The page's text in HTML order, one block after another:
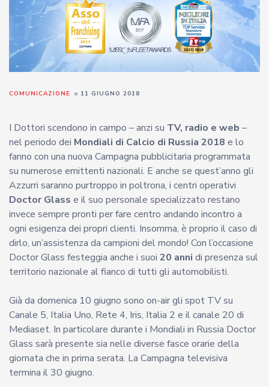
COMUNICAZIONE 11 GIUGNO 2018
I Dottori scendono in campo – anzi su TV, radio e web –
nel periodo dei Mondiali di Calcio di Russia 2018 e lo
fanno con una nuova Campagna pubblicitaria programmata
su numerose emittenti nazionali. E anche se quest’anno gli
Azzurri saranno purtroppo in poltrona, i centri operativi
Doctor Glass e il suo personale specializzato restano
invece sempre pronti per fare centro andando incontro a
ogni esigenza dei propri clienti. Insomma, è proprio il caso di
dirlo, un’assistenza da campioni del mondo! Con l’occasione
Doctor Glass festeggia anche i suoi 20 anni di presenza sul
territorio nazionale al fianco di tutti gli automobilisti.
Già da domenica 10 giugno sono on-air gli spot TV su
Canale 5, Italia Uno, Rete 4, Iris, Italia 2 e il canale 20 di
Mediaset. In particolare durante i Mondiali in Russia Doctor
Glass sarà presente sia nelle diverse fasce orarie della
giornata che in prima serata. La Campagna televisiva
termina il 30 giugno.